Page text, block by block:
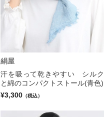
絹屋
汗を吸って乾きやすい シルク
と綿のコンパクトストール(青色)
¥3,300 （税込）